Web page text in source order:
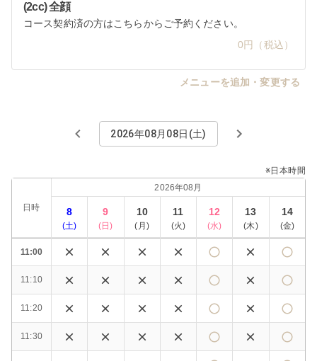
(2cc) 全顔
コース契約済の方はこちらからご予約ください。
0円（税込）
メニューを追加・変更する
2026年08月08日(土)
※日本時間
日時
2026年08月
8
(土)
9
(日)
10
( 月 )
11
(火)
12
(水)
13
(木)
14
(金)
11:00
11:10
11:20
11:30